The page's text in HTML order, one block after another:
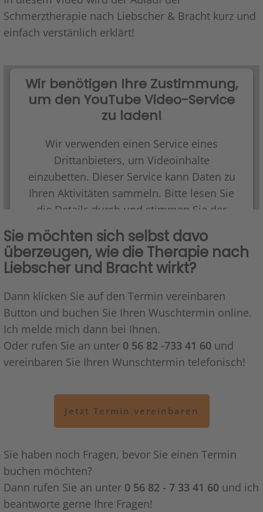
Schmerztherapie nach Liebscher & Bracht kurz und
einfach verstänlich erklärt!
Wir benötigen Ihre Zustimmung,
um den YouTube Video-Service
zu laden!
Wir verwenden einen Service eines
Drittanbieters, um Videoinhalte
einzubetten. Dieser Service kann Daten zu
Ihren Aktivitäten sammeln. Bitte lesen Sie
die Details durch und stimmen Sie der
anzusehen.
Akzeptieren
powered by Usercentrics Consent Management
Platform&eRecht24
Sie möchten sich selbst davo
überzeugen, wie die Therapie nach
Liebscher und Bracht wirkt?
Dann klicken Sie auf den Termin vereinbaren
Button und buchen Sie Ihren Wuschtermin online.
Ich melde mich dann bei Ihnen.
Oder rufen Sie an unter 0 56 82 -733 41 60 und
vereinbaren Sie Ihren Wunschtermin telefonisch!
Jetzt Termin vereinbaren
Sie haben noch Fragen, bevor Sie einen Termin
buchen möchten?
Dann rufen Sie an unter 0 56 82 - 7 33 41 60 und ich
beantworte gerne Ihre Fragen!